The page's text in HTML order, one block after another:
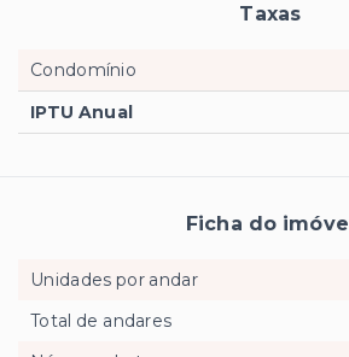
Taxas
Condomínio
IPTU Anual
Ficha do imóvel
Unidades por andar
Total de andares